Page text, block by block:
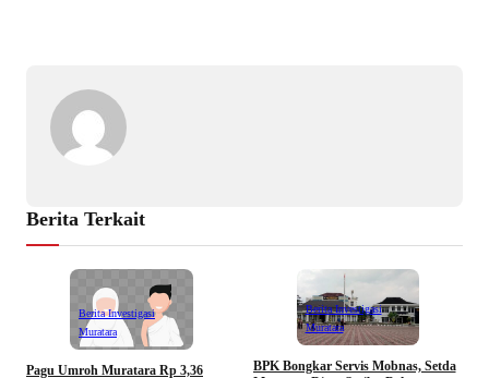
Berita Terkait
Berita Investigasi
Muratara
Pagu Umroh Muratara Rp 3,36
Berita Investigasi
Muratara
BPK Bongkar Servis Mobnas, Setda